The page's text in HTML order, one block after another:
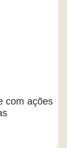
com ações